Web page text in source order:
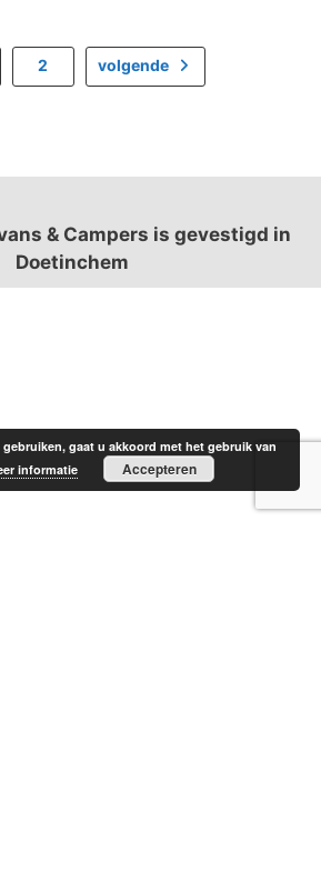
2 volgende
& Campers is gevestigd in
Doetinchem
gaat u akkoord met het gebruik van
informatie Accepteren